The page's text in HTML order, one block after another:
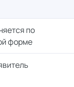
по
форме